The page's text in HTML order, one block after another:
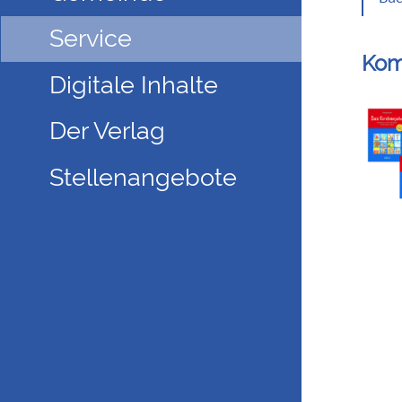
Service
Digitale Inhalte
Der Verlag
Stellenangebote